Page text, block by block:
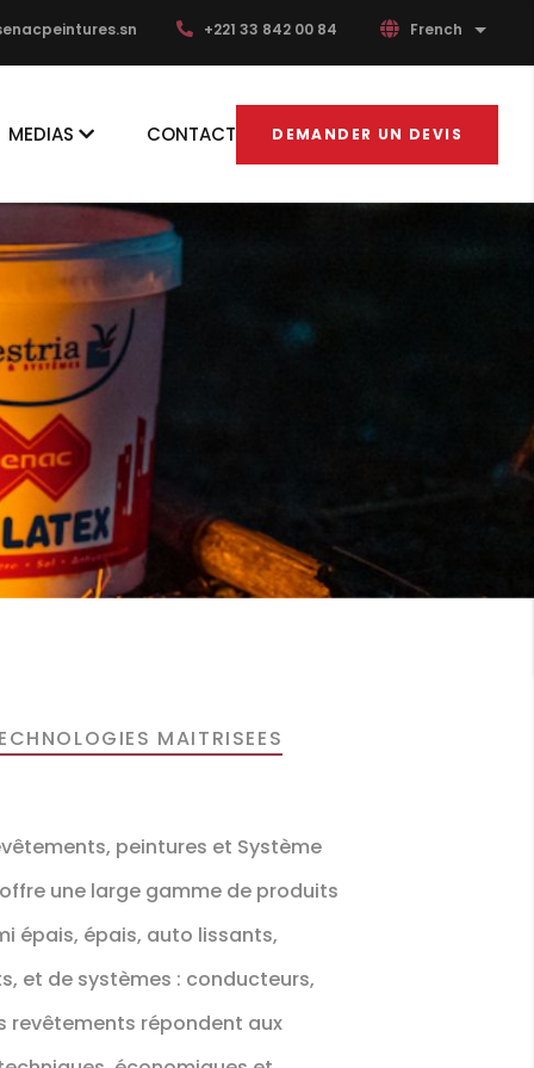
+221 33 842 00 84 French List
MEDIAS CONTACT DEMANDER UN DEVIS
MAITRISEES
peintures et Système
offre une large gamme de produits
épais, épais, auto lissants,
et de systèmes : conducteurs,
revêtements répondent aux